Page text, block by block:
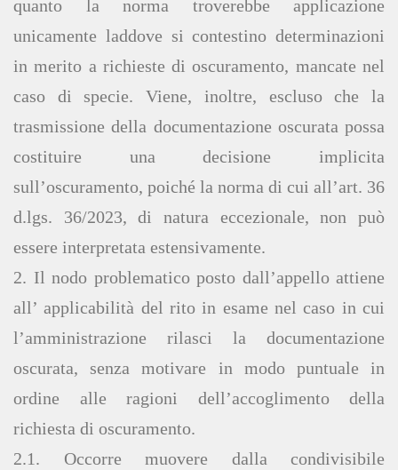
quanto la norma troverebbe applicazione
unicamente laddove si contestino determinazioni
in merito a richieste di oscuramento, mancate nel
caso di specie. Viene, inoltre, escluso che la
trasmissione della documentazione oscurata possa
costituire una decisione implicita
sull’oscuramento, poiché la norma di cui all’art. 36
d.lgs. 36/2023, di natura eccezionale, non può
essere interpretata estensivamente.
2. Il nodo problematico posto dall’appello attiene
all’ applicabilità del rito in esame nel caso in cui
l’amministrazione rilasci la documentazione
oscurata, senza motivare in modo puntuale in
ordine alle ragioni dell’accoglimento della
richiesta di oscuramento.
2.1. Occorre muovere dalla condivisibile